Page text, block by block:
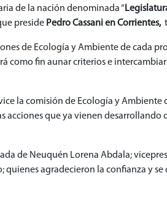
de la nación denominada “
preside Pedro Cassani en Corrientes,
de Ecología y Ambiente de cada
como fin aunar criterios e
la comisión de Ecología y Ambiente
acciones que ya vienen desarrollando
de Neuquén Lorena Abdala;
quienes agradecieron la confianza y